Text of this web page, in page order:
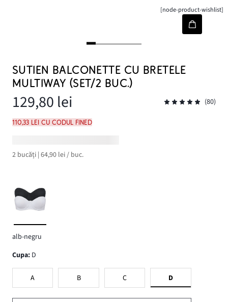
[node-product-wishlist]
SUTIEN BALCONETTE CU BRETELE
MULTIWAY (SET/2 BUC.)
129,80 lei (80)
110,33 lei cu codul FINED
2 bucăți | 64,90 lei / buc.
alb-negru
Cupa: D
A B C D